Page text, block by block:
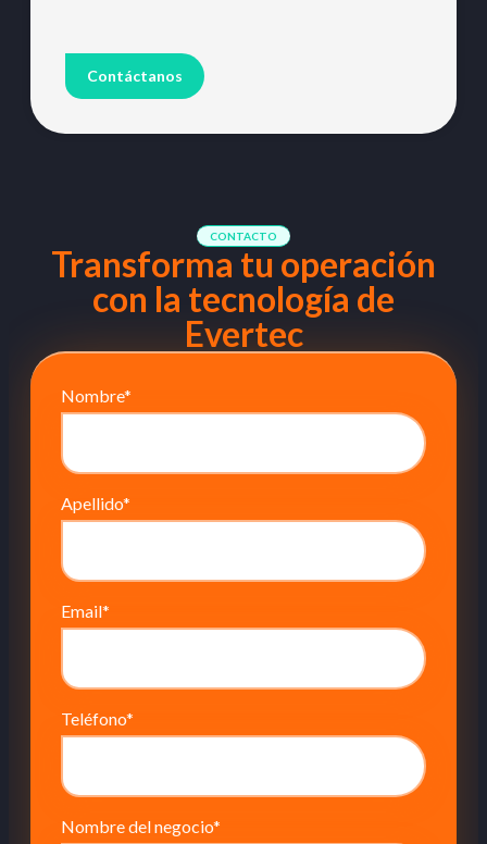
Contáctanos
CONTACTO
Transforma tu operación
con la tecnología de
Evertec
Nombre*
Apellido*
Email*
Teléfono*
Nombre del negocio*